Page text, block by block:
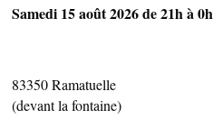
Samedi 15 août 2026 de 21h à
83350 Ramatuelle
(devant la fontaine)